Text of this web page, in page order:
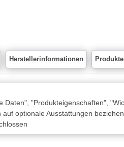
Herstellerinformationen
"Produkteigenschaften",
optionale Ausstattungen